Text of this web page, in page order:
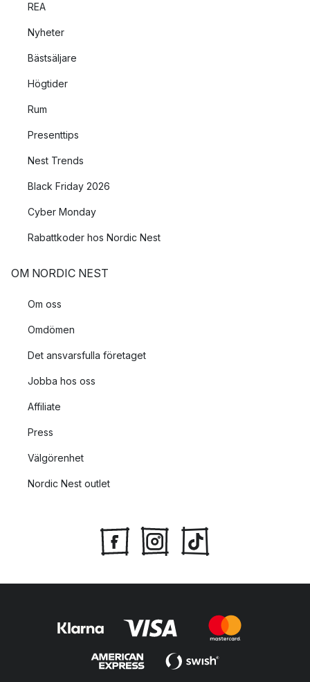
REA
Nyheter
Bästsäljare
Högtider
Rum
Presenttips
Nest Trends
Black Friday 2026
Cyber Monday
Rabattkoder hos Nordic Nest
OM NORDIC NEST
Om oss
Omdömen
Det ansvarsfulla företaget
Jobba hos oss
Affiliate
Press
Välgörenhet
Nordic Nest outlet